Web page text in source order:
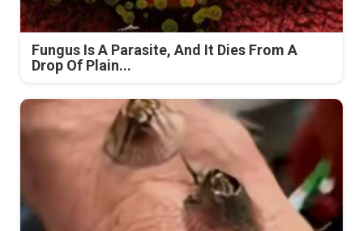
Fungus Is A Parasite, And It Dies From A
Drop Of Plain...